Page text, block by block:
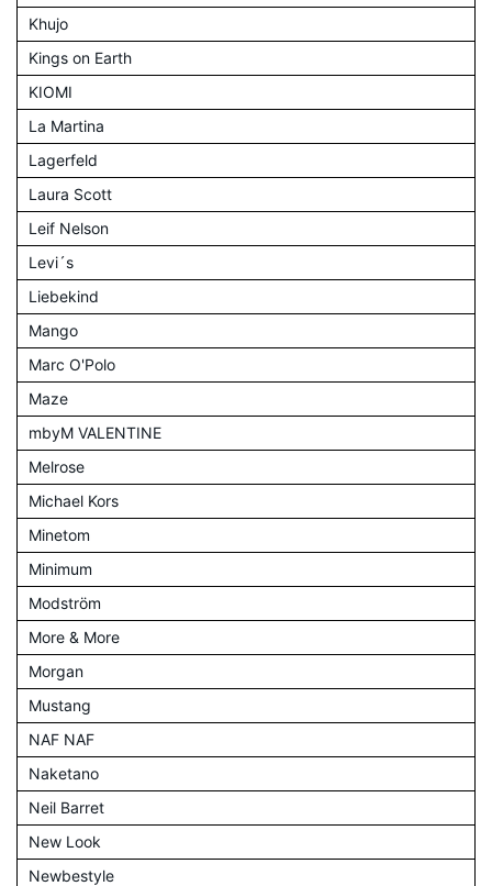
Khujo
Kings on Earth
KIOMI
La Martina
Lagerfeld
Laura Scott
Leif Nelson
Levi´s
Liebekind
Mango
Marc O'Polo
Maze
mbyM VALENTINE
Melrose
Michael Kors
Minetom
Minimum
Modström
More & More
Morgan
Mustang
NAF NAF
Naketano
Neil Barret
New Look
Newbestyle